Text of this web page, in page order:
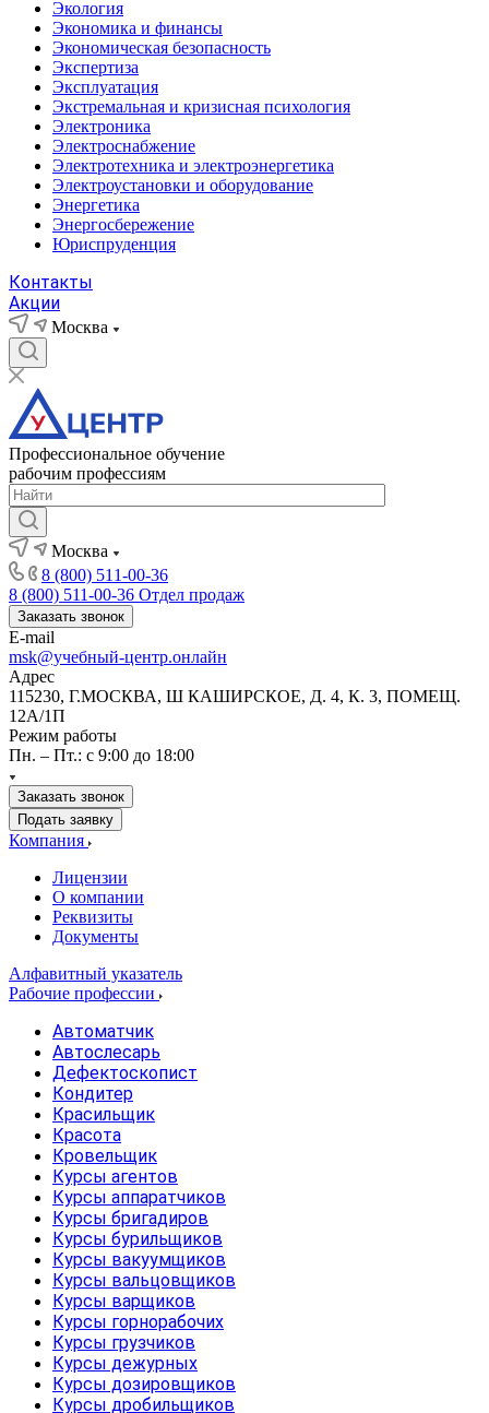
Экология
Экономика и финансы
Экономическая безопасность
Экспертиза
Эксплуатация
Экстремальная и кризисная психология
Электроника
Электроснабжение
Электротехника и электроэнергетика
Электроустановки и оборудование
Энергетика
Энергосбережение
Юриспруденция
Контакты
Акции
Москва
Профессиональное обучение
рабочим профессиям
Москва
8 (800) 511-00-36
8 (800) 511-00-36 Отдел продаж
Заказать звонок
E-mail
msk@учебный-центр.онлайн
Адрес
115230, Г.МОСКВА, Ш КАШИРСКОЕ, Д. 4, К. 3, ПОМЕЩ.
12А/1П
Режим работы
Пн. – Пт.: с 9:00 до 18:00
Заказать звонок
Подать заявку
Компания
Лицензии
О компании
Реквизиты
Документы
Алфавитный указатель
Рабочие профессии
Автоматчик
Автослесарь
Дефектоскопист
Кондитер
Красильщик
Красота
Кровельщик
Курсы агентов
Курсы аппаратчиков
Курсы бригадиров
Курсы бурильщиков
Курсы вакуумщиков
Курсы вальцовщиков
Курсы варщиков
Курсы горнорабочих
Курсы грузчиков
Курсы дежурных
Курсы дозировщиков
Курсы дробильщиков